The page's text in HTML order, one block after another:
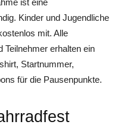
ist eine
Kinder und Jugendliche
mit. Alle
Teilnehmer erhalten ein
Startnummer,
für die Pausenpunkte.